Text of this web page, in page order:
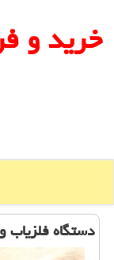
خرید و
دستگاه فلزیاب